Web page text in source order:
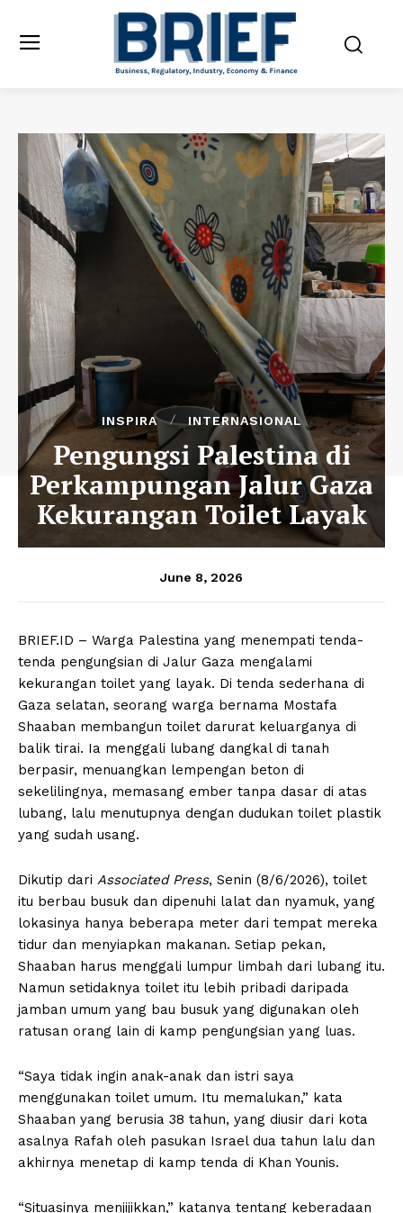
INSPIRA INTERNASIONAL
Pengungsi Palestina di
Perkampungan Jalur Gaza
Kekurangan Toilet Layak
June 8, 2026
BRIEF.ID – Warga Palestina yang menempati tenda-
tenda pengungsian di Jalur Gaza mengalami
kekurangan toilet yang layak. Di tenda sederhana di
Gaza selatan, seorang warga bernama Mostafa
Shaaban membangun toilet darurat keluarganya di
balik tirai. Ia menggali lubang dangkal di tanah
berpasir, menuangkan lempengan beton di
sekelilingnya, memasang ember tanpa dasar di atas
lubang, lalu menutupnya dengan dudukan toilet plastik
yang sudah usang.
Dikutip dari Associated Press, Senin (8/6/2026), toilet
itu berbau busuk dan dipenuhi lalat dan nyamuk, yang
lokasinya hanya beberapa meter dari tempat mereka
tidur dan menyiapkan makanan. Setiap pekan,
Shaaban harus menggali lumpur limbah dari lubang itu.
Namun setidaknya toilet itu lebih pribadi daripada
jamban umum yang bau busuk yang digunakan oleh
ratusan orang lain di kamp pengungsian yang luas.
“Saya tidak ingin anak-anak dan istri saya
menggunakan toilet umum. Itu memalukan,” kata
Shaaban yang berusia 38 tahun, yang diusir dari kota
asalnya Rafah oleh pasukan Israel dua tahun lalu dan
akhirnya menetap di kamp tenda di Khan Younis.
“Situasinya menjijikkan,” katanya tentang keberadaan